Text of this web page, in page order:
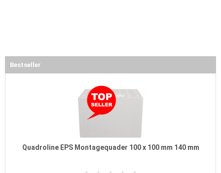
Bestseller
Quadroline EPS Montagequader 100 x 100 mm 140 mm